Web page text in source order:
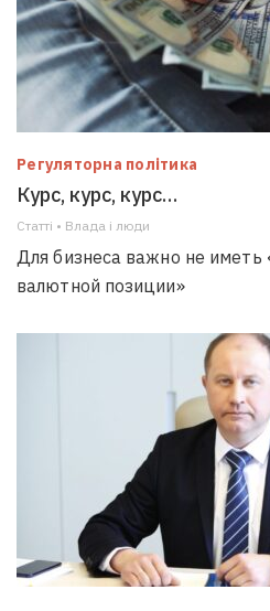
Регуляторна політика
Курс, курс, курс…
Статті • Влада i люди
Для бизнеса важно не иметь
валютной позиции»